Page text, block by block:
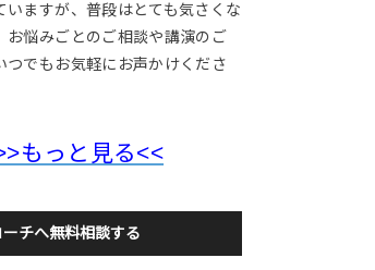
いますが、普段はとても気さくな
お悩みごとのご相談や講演のご
つでもお気軽にお声かけくださ
もっと見る<<
ーチへ無料相談する